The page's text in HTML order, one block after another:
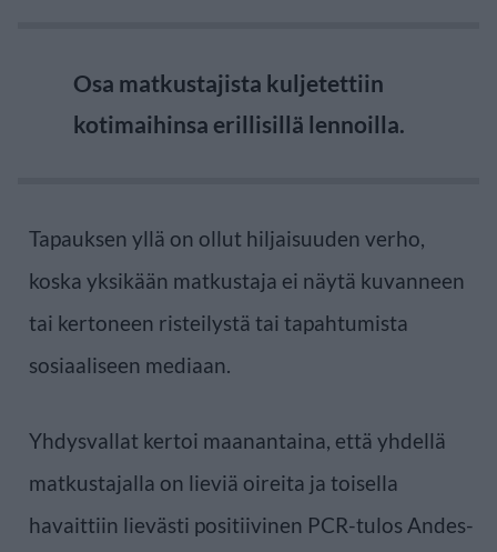
Osa matkustajista kuljetettiin
kotimaihinsa erillisillä lennoilla.
Tapauksen yllä on ollut hiljaisuuden verho,
koska yksikään matkustaja ei näytä kuvanneen
tai kertoneen risteilystä tai tapahtumista
sosiaaliseen mediaan.
Yhdysvallat kertoi maanantaina, että yhdellä
matkustajalla on lieviä oireita ja toisella
havaittiin lievästi positiivinen PCR-tulos Andes-